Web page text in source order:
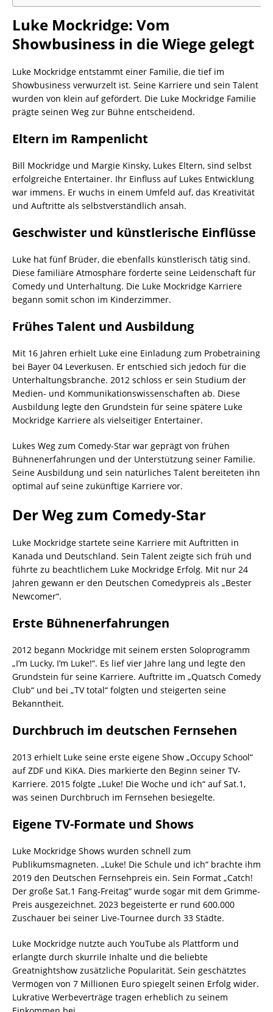
Luke Mockridge: Vom
Showbusiness in die Wiege gelegt
Luke Mockridge entstammt einer Familie, die tief im
Showbusiness verwurzelt ist. Seine Karriere und sein Talent
wurden von klein auf gefördert. Die Luke Mockridge Familie
prägte seinen Weg zur Bühne entscheidend.
Eltern im Rampenlicht
Bill Mockridge und Margie Kinsky, Lukes Eltern, sind selbst
erfolgreiche Entertainer. Ihr Einfluss auf Lukes Entwicklung
war immens. Er wuchs in einem Umfeld auf, das Kreativität
und Auftritte als selbstverständlich ansah.
Geschwister und künstlerische Einflüsse
Luke hat fünf Brüder, die ebenfalls künstlerisch tätig sind.
Diese familiäre Atmosphäre förderte seine Leidenschaft für
Comedy und Unterhaltung. Die Luke Mockridge Karriere
begann somit schon im Kinderzimmer.
Frühes Talent und Ausbildung
Mit 16 Jahren erhielt Luke eine Einladung zum Probetraining
bei Bayer 04 Leverkusen. Er entschied sich jedoch für die
Unterhaltungsbranche. 2012 schloss er sein Studium der
Medien- und Kommunikationswissenschaften ab. Diese
Ausbildung legte den Grundstein für seine spätere Luke
Mockridge Karriere als vielseitiger Entertainer.
Lukes Weg zum Comedy-Star war geprägt von frühen
Bühnenerfahrungen und der Unterstützung seiner Familie.
Seine Ausbildung und sein natürliches Talent bereiteten ihn
optimal auf seine zukünftige Karriere vor.
Der Weg zum Comedy-Star
Luke Mockridge startete seine Karriere mit Auftritten in
Kanada und Deutschland. Sein Talent zeigte sich früh und
führte zu beachtlichem Luke Mockridge Erfolg. Mit nur 24
Jahren gewann er den Deutschen Comedypreis als „Bester
Newcomer“.
Erste Bühnenerfahrungen
2012 begann Mockridge mit seinem ersten Soloprogramm
„I’m Lucky, I’m Luke!“. Es lief vier Jahre lang und legte den
Grundstein für seine Karriere. Auftritte im „Quatsch Comedy
Club“ und bei „TV total“ folgten und steigerten seine
Bekanntheit.
Durchbruch im deutschen Fernsehen
2013 erhielt Luke seine erste eigene Show „Occupy School“
auf ZDF und KiKA. Dies markierte den Beginn seiner TV-
Karriere. 2015 folgte „Luke! Die Woche und ich“ auf Sat.1,
was seinen Durchbruch im Fernsehen besiegelte.
Eigene TV-Formate und Shows
Luke Mockridge Shows wurden schnell zum
Publikumsmagneten. „Luke! Die Schule und ich“ brachte ihm
2019 den Deutschen Fernsehpreis ein. Sein Format „Catch!
Der große Sat.1 Fang-Freitag“ wurde sogar mit dem Grimme-
Preis ausgezeichnet. 2023 begeisterte er rund 600.000
Zuschauer bei seiner Live-Tournee durch 33 Städte.
Luke Mockridge nutzte auch YouTube als Plattform und
erlangte durch skurrile Inhalte und die beliebte
Greatnightshow zusätzliche Popularität. Sein geschätztes
Vermögen von 7 Millionen Euro spiegelt seinen Erfolg wider.
Lukrative Werbeverträge tragen erheblich zu seinem